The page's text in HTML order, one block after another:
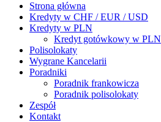
Strona główna
Kredyty w CHF / EUR / USD
Kredyty w PLN
Kredyt gotówkowy w PLN
Polisolokaty
Wygrane Kancelarii
Poradniki
Poradnik frankowicza
Poradnik polisolokaty
Zespół
Kontakt